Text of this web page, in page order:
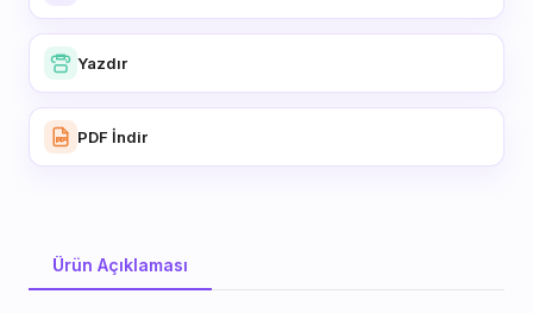
Yazdır
PDF İndir
Ürün Açıklaması